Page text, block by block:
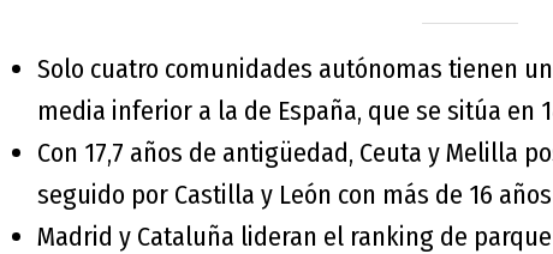
Solo cuatro comunidades autónomas tienen
media inferior a la de España, que se sitúa en
Con 17,7 años de antigüedad, Ceuta y Melilla
seguido por Castilla y León con más de 16
Madrid y Cataluña lideran el ranking de